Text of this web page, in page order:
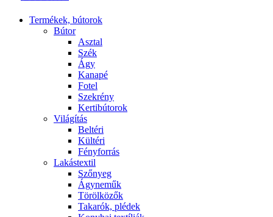
Termékek, bútorok
Bútor
Asztal
Szék
Ágy
Kanapé
Fotel
Szekrény
Kertibútorok
Világítás
Beltéri
Kültéri
Fényforrás
Lakástextil
Szőnyeg
Ágyneműk
Törölközők
Takarók, plédek